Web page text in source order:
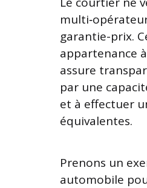
garantie-prix.
appartenance
assure
par une
et à effectuer
équivalentes.
Prenons un
automobile